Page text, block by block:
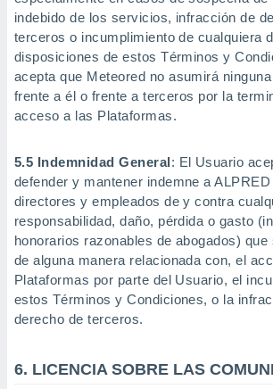
e
mediante
publicidad
de
1199
indebido de los servicios, infracción de
terceros o incumplimiento de cualquiera
disposiciones de estos Términos y
acepta que Meteored no asumirá
frente a él o frente a terceros por la
acceso a las Plataformas.
5.5 Indemnidad General: El Usuario
defender y mantener indemne a
directores y empleados de y contra
responsabilidad, daño, pérdida o gasto
honorarios razonables de abogados)
de alguna manera relacionada con, el
Plataformas por parte del Usuario, el
estos Términos y Condiciones, o la
derecho de terceros.
6. LICENCIA SOBRE LAS